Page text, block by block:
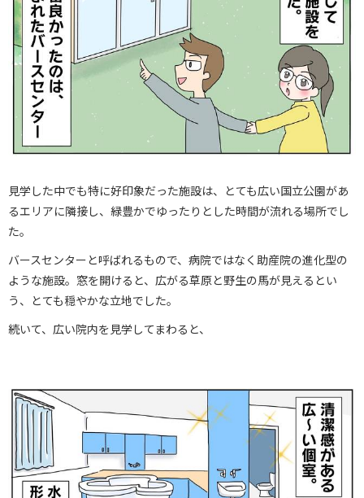
見学した中でも特に好印象だった施設は、とても広い国立公園があ
るエリアに隣接し、緑豊かでゆったりとした時間が流れる場所でし
た。
バースセンターと呼ばれるもので、病院ではなく助産院の進化型の
ような施設。窓を開けると、広がる草原と野生の馬が見えるとい
う、とても穏やかな立地でした。
続いて、広い院内を見学してまわると、